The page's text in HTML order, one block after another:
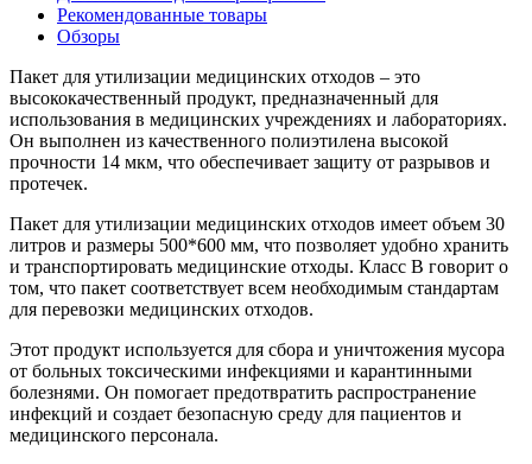
Рекомендованные товары
Обзоры
Пакет для утилизации медицинских отходов – это
высококачественный продукт, предназначенный для
использования в медицинских учреждениях и лабораториях.
Он выполнен из качественного полиэтилена высокой
прочности 14 мкм, что обеспечивает защиту от разрывов и
протечек.
Пакет для утилизации медицинских отходов имеет объем 30
литров и размеры 500*600 мм, что позволяет удобно хранить
и транспортировать медицинские отходы. Класс В говорит о
том, что пакет соответствует всем необходимым стандартам
для перевозки медицинских отходов.
Этот продукт используется для сбора и уничтожения мусора
от больных токсическими инфекциями и карантинными
болезнями. Он помогает предотвратить распространение
инфекций и создает безопасную среду для пациентов и
медицинского персонала.